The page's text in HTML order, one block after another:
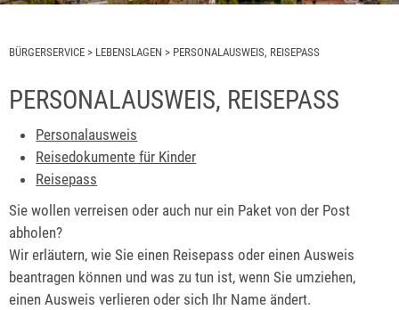
BÜRGERSERVICE > LEBENSLAGEN > PERSONALAUSWEIS, REISEPASS
PERSONALAUSWEIS, REISEPASS
Personalausweis
Reisedokumente für Kinder
Reisepass
Sie wollen verreisen oder auch nur ein Paket von der Post
abholen?
Wir erläutern, wie Sie einen Reisepass oder einen Ausweis
beantragen können und was zu tun ist, wenn Sie umziehen,
einen Ausweis verlieren oder sich Ihr Name ändert.